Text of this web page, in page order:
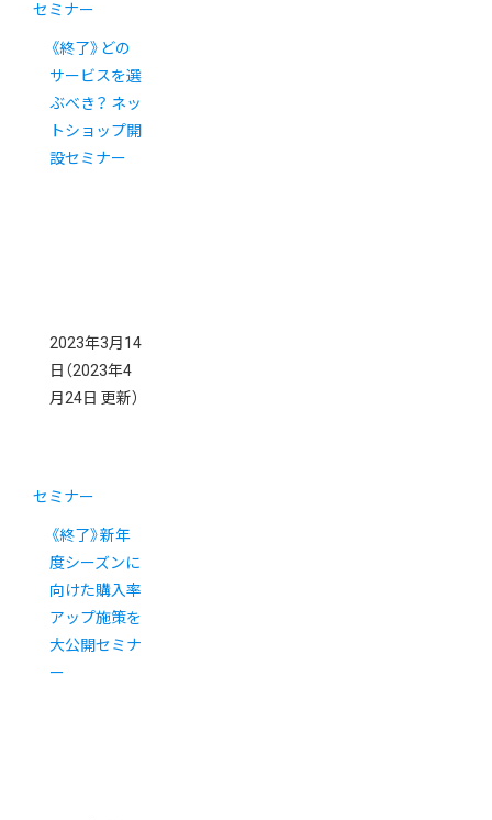
セミナー
《終了》どの
サービスを選
ぶべき？ ネッ
トショップ開
設セミナー
2023年3月14
日 （2023年4
月24日 更新）
セミナー
《終了》新年
度シーズンに
向けた購入率
アップ施策を
大公開セミナ
ー